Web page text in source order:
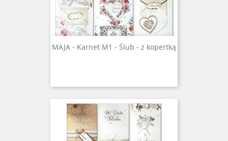
MAJA - Karnet M1 - Ślub - z kopertką